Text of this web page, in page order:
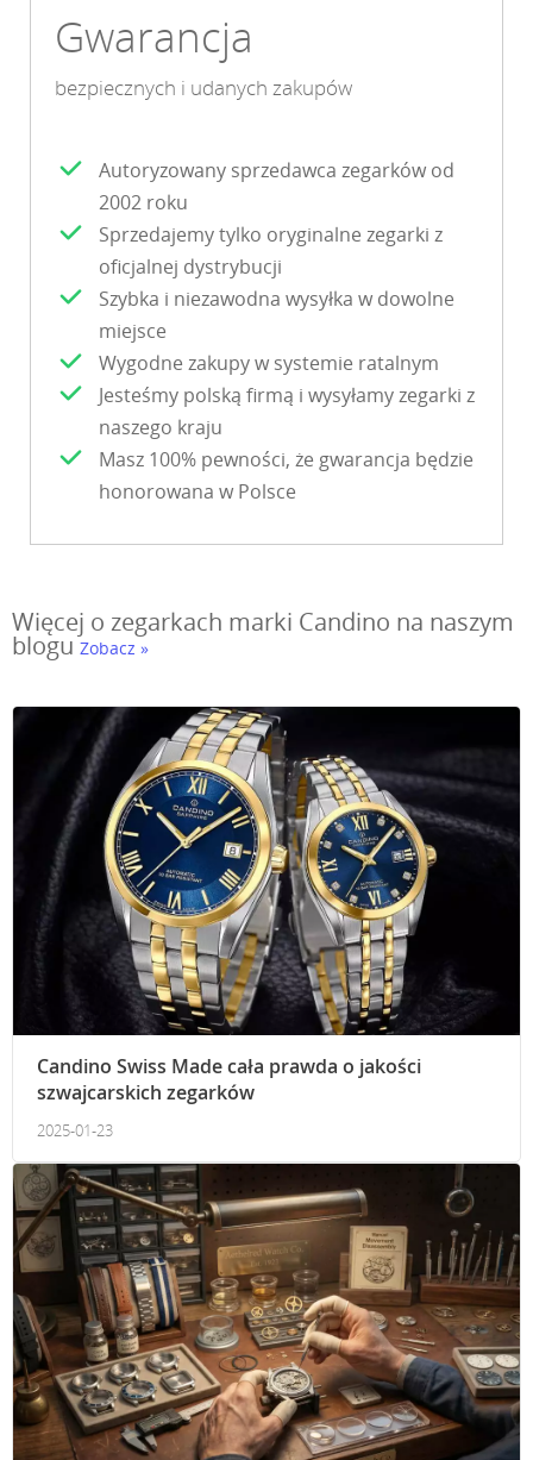
Gwarancja
bezpiecznych i udanych zakupów
Autoryzowany sprzedawca zegarków od
2002 roku
Sprzedajemy tylko oryginalne zegarki z
oficjalnej dystrybucji
Szybka i niezawodna wysyłka w dowolne
miejsce
Wygodne zakupy w systemie ratalnym
Jesteśmy polską firmą i wysyłamy zegarki z
naszego kraju
Masz 100% pewności, że gwarancja będzie
honorowana w Polsce
Więcej o zegarkach marki Candino na naszym
bloguZobacz »
Candino Swiss Made cała prawda o jakości
szwajcarskich zegarków
2025-01-23